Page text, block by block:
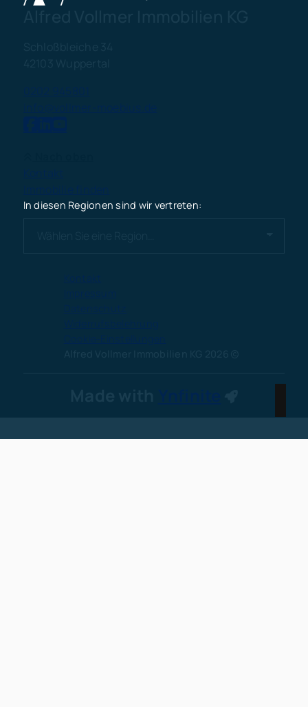
In diesen Regionen sind wir vertreten: